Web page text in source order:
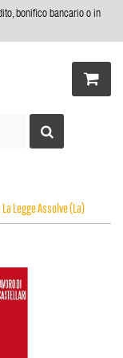
bonifico bancario o in
Legge Assolve (La)